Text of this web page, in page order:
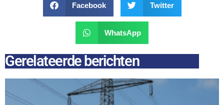
Facebook Twitter
WhatsApp
Gerelateerde berichten